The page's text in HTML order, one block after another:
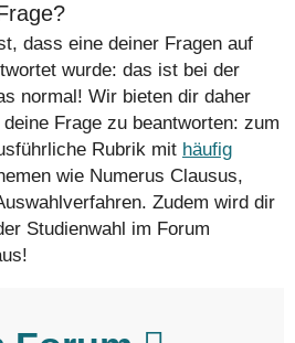
dass eine deiner Fragen auf
wurde: das ist bei der
normal! Wir bieten dir daher
Frage zu beantworten: zum
Rubrik mit häufig
wie Numerus Clausus,
Zudem wird dir
Studienwahl im Forum